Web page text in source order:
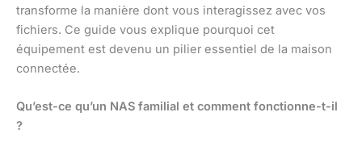
transforme la manière dont vous interagissez avec vos
fichiers. Ce guide vous explique pourquoi cet
équipement est devenu un pilier essentiel de la maison
connectée.
Qu’est-ce qu’un NAS familial et comment fonctionne-t-il
?